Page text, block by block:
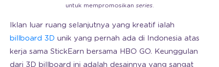
untuk mempromosikan series.
Iklan luar ruang selanjutnya yang kreatif ialah
billboard 3D unik yang pernah ada di Indonesia atas
kerja sama StickEarn bersama HBO GO. Keunggulan
dari 3D billboard ini adalah desainnya yang sangat